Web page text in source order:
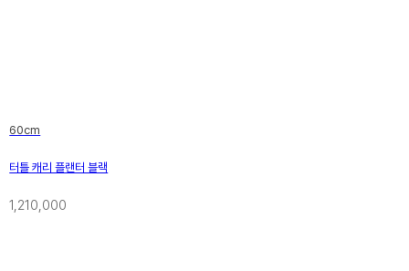
60cm
터틀 캐리 플랜터 블랙
1,210,000